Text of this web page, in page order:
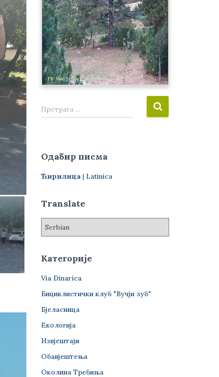
П
р
а
а
а
Претрага …
Одабир писма
Ћирилица | Latinica
Translate
Категорије
Via Dinarica
Бициклистички клуб "Вучји зуб"
Бјеласница
Екологија
Извјештаји
Обавјештења
Околина Требиња